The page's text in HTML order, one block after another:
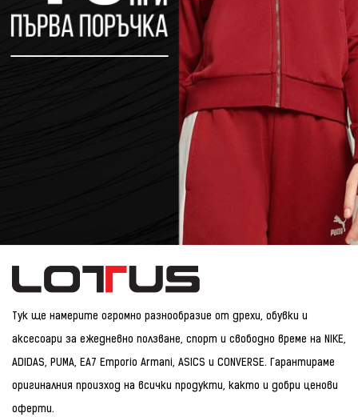
Тук ще намерите огромно разнообразие от дрехи, обувки и
аксесоари за ежедневно ползване, спорт и свободно време на NIKE,
ADIDAS, PUMA, EA7 Emporio Armani, ASICS и CONVERSE. Гарантираме
оригиналния произход на всички продукти, както и добри ценови
оферти.